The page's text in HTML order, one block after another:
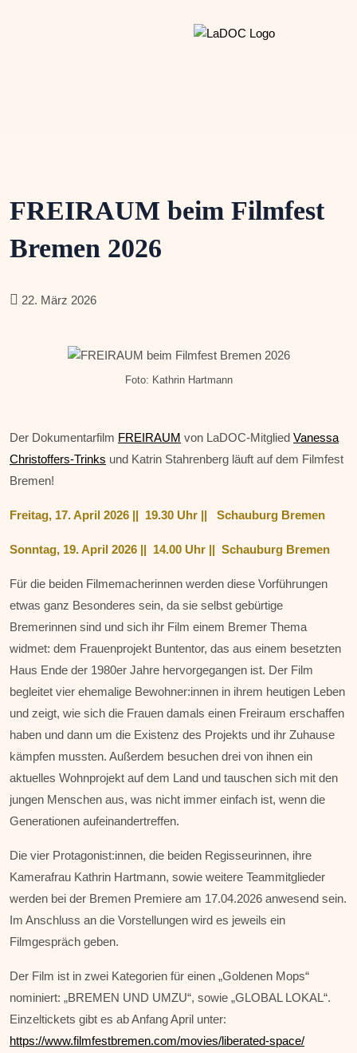
FREIRAUM beim Filmfest
Bremen 2026
22. März 2026
Foto: Kathrin Hartmann
Der Dokumentarfilm FREIRAUM von LaDOC-Mitglied Vanessa
Christoffers-Trinks und Katrin Stahrenberg läuft auf dem Filmfest
Bremen!
Freitag, 17. April 2026 || 19.30 Uhr || Schauburg Bremen
Sonntag, 19. April 2026 || 14.00 Uhr || Schauburg Bremen
Für die beiden Filmemacherinnen werden diese Vorführungen
etwas ganz Besonderes sein, da sie selbst gebürtige
Bremerinnen sind und sich ihr Film einem Bremer Thema
widmet: dem Frauenprojekt Buntentor, das aus einem besetzten
Haus Ende der 1980er Jahre hervorgegangen ist. Der Film
begleitet vier ehemalige Bewohner:innen in ihrem heutigen Leben
und zeigt, wie sich die Frauen damals einen Freiraum erschaffen
haben und dann um die Existenz des Projekts und ihr Zuhause
kämpfen mussten. Außerdem besuchen drei von ihnen ein
aktuelles Wohnprojekt auf dem Land und tauschen sich mit den
jungen Menschen aus, was nicht immer einfach ist, wenn die
Generationen aufeinandertreffen.
Die vier Protagonist:innen, die beiden Regisseurinnen, ihre
Kamerafrau Kathrin Hartmann, sowie weitere Teammitglieder
werden bei der Bremen Premiere am 17.04.2026 anwesend sein.
Im Anschluss an die Vorstellungen wird es jeweils ein
Filmgespräch geben.
Der Film ist in zwei Kategorien für einen „Goldenen Mops“
nominiert: „BREMEN UND UMZU“, sowie „GLOBAL LOKAL“.
Einzeltickets gibt es ab Anfang April unter:
https://www.filmfestbremen.com/movies/liberated-space/